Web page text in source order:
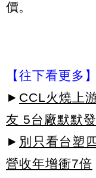
價。
【往下看更多】
► CCL火燒上
友 5台廠默默
► 別只看台塑
營收年增衝7倍